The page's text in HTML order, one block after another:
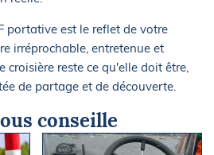
portative est le reflet de votre
irréprochable, entretenue et
croisière reste ce qu'elle doit être,
de partage et de découverte.
conseille